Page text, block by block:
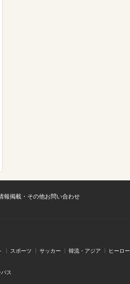
報掲載・その他お問い合わせ
スポーツ サッカー 韓流・アジア ヒーロー
ス